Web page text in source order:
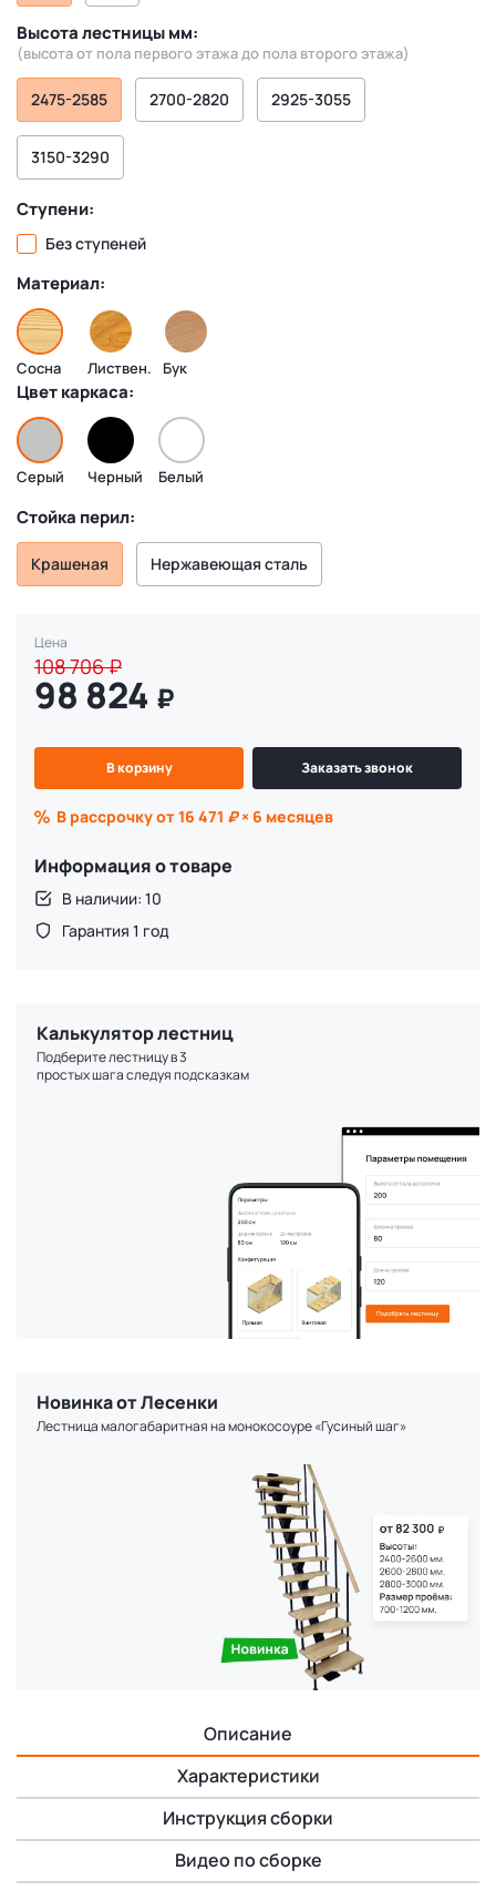
Высота лестницы мм:
(высота от пола первого этажа до пола второго этажа)
2475-2585 2700-2820 2925-3055
3150-3290
Ступени:
Без ступеней
Материал:
Сосна Листвен. Бук
Цвет каркаса:
Серый Черный Белый
Стойка перил:
Крашеная Нержавеющая сталь
Цена
108 706₽
98 824 ₽
В корзину Заказать звонок
В рассрочку от 16 471 ₽× 6 месяцев
Информация о товаре
В наличии: 10
Гарантия 1 год
Калькулятор лестниц
Подберите лестницу в 3
простых шага следуя подсказкам
Новинка от Лесенки
Лестница малогабаритная на монокосоуре «Гусиный шаг»
Описание
Характеристики
Инструкция сборки
Видео по сборке